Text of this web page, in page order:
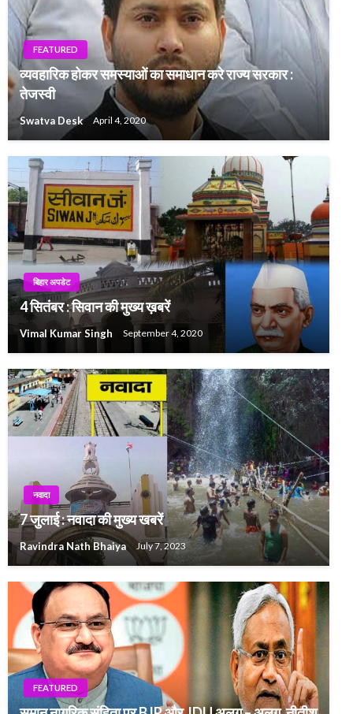
FEATURED
व्यवहारिक होकर समस्याओं का समाधान करे राज्य सरकार :
तेजस्वी
Swatva Desk April 4, 2020
बिहार अपडेट
4 सितंबर : सिवान की मुख्य ख़बरें
Vimal Kumar Singh September 4, 2020
नवादा
7 जुलाई : नवादा की मुख्य खबरें
Ravindra Nath Bhaiya July 7, 2023
FEATURED